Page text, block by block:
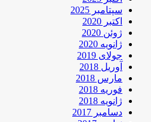
سپتامبر 2025
اکتبر 2020
ژوئن 2020
ژانویه 2020
جولای 2019
آوریل 2018
مارس 2018
فوریه 2018
ژانویه 2018
دسامبر 2017